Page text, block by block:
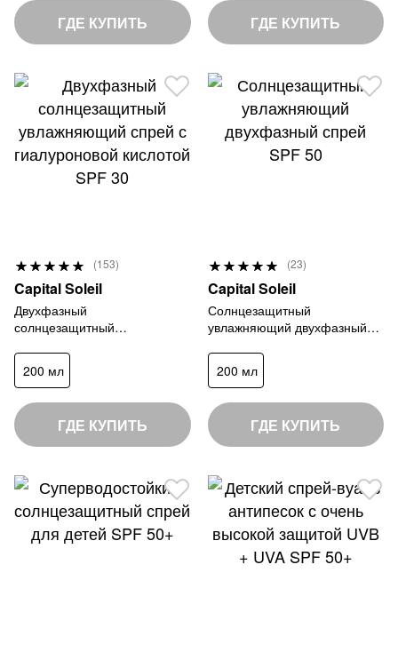
:
ГДЕ КУПИТЬ
:
ГДЕ КУПИТЬ
Р
е
й
т
и
:
9
7
%
(153)
Capital Soleil
Двухфазный
солнцезащитный
гиалуроновой кислотой SPF
30
200 мл
ГДЕ КУПИТЬ
Р
е
й
т
и
:
1
0
0
%
(23)
Capital Soleil
Солнцезащитный
увлажняющий двухфазный
200 мл
ГДЕ КУПИТЬ